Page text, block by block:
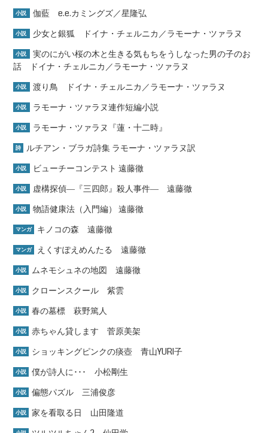
小説 伽藍 e.e.カミングズ／星隆弘
小説 少女と銀狐 ドイナ・チェルニカ／ラモーナ・ツァラヌ
小説
実のにがい桜の木と生きる気もちをうしなった男の子のお
話 ドイナ・チェルニカ／ラモーナ・ツァラヌ
小説 渡り鳥 ドイナ・チェルニカ／ラモーナ・ツァラヌ
小説 ラモーナ・ツァラヌ連作短編小説
小説 ラモーナ・ツァラヌ『蓮・十二時』
詩 ルチアン・ブラガ詩集 ラモーナ・ツァラヌ訳
小説 ビューチーコンテスト 遠藤徹
小説 虚構探偵―『三四郎』殺人事件― 遠藤徹
小説 物語健康法（入門編） 遠藤徹
マンガ キノコの森 遠藤徹
マンガ えくすぽえめんたる 遠藤徹
小説 ムネモシュネの地図 遠藤徹
小説 クローンスクール 紫雲
小説 春の墓標 萩野篤人
小説 赤ちゃん貸します 菅原美架
小説 ショッキングピンクの痰壺 青山YURI子
小説 僕が詩人に･･･ 小松剛生
小説 偏態パズル 三浦俊彦
小説 家を看取る日 山田隆道